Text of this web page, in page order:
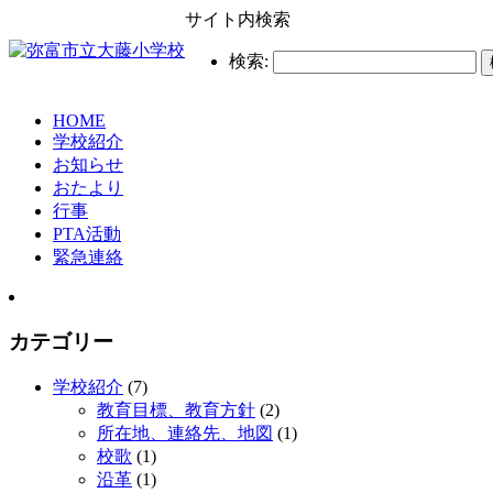
サイト内検索
検索:
HOME
学校紹介
お知らせ
おたより
行事
PTA活動
緊急連絡
カテゴリー
学校紹介 (7)
教育目標、教育方針 (2)
所在地、連絡先、地図 (1)
校歌 (1)
沿革 (1)